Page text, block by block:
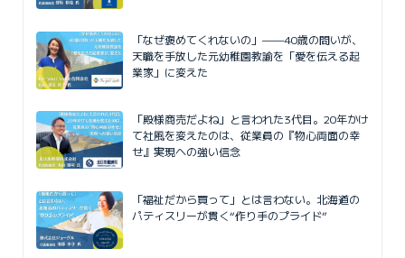
「なぜ褒めてくれないの」——40歳の問いが、
天職を手放した元幼稚園教諭を「愛を伝える起
業家」に変えた
「殿様商売だよね」と言われた3代目。20年かけ
て社風を変えたのは、従業員の『物心両面の幸
せ』実現への強い信念
「福祉だから買って」とは言わない。北海道の
パティスリーが貫く“作り手のプライド”